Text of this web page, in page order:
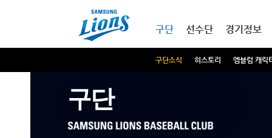
구단
구단소식 히스토리 엠블럼 캐릭
선수단 경기정보
구단